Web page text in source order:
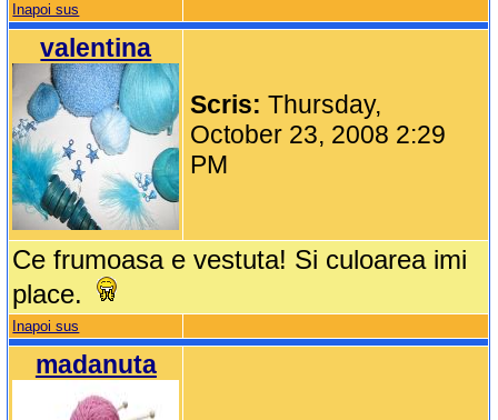
Inapoi sus
valentina
Scris:Thursday,
October 23, 2008 2:29
PM
Ce frumoasa e vestuta! Si culoarea imi
place.
Inapoi sus
madanuta